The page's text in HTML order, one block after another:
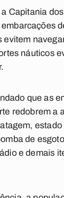
Capitania
evitem
náuticos
que as
redobrem a
de
e demais